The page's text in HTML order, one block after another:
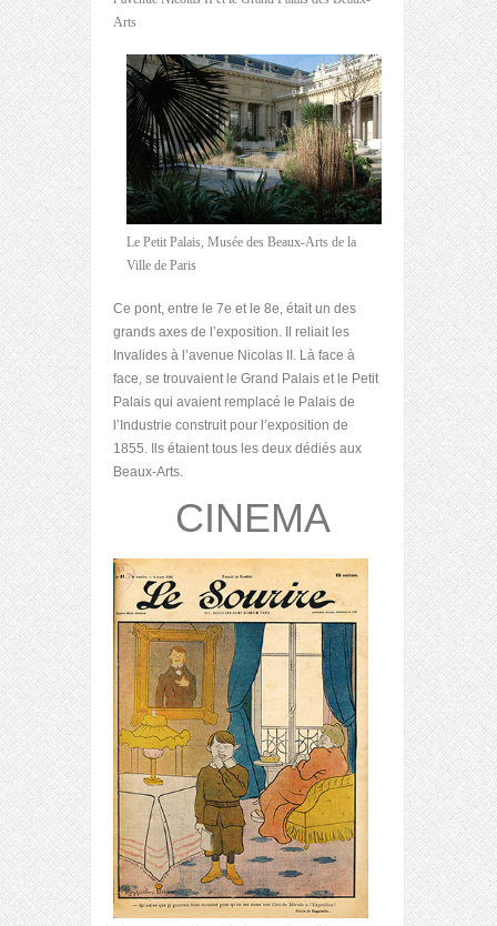
Arts
Le Petit Palais, Musée des Beaux-Arts de la
Ville de Paris
Ce pont, entre le 7e et le 8e, était un des
grands axes de l’exposition. Il reliait les
Invalides à l’avenue Nicolas II. Là face à
face, se trouvaient le Grand Palais et le Petit
Palais qui avaient remplacé le Palais de
l’Industrie construit pour l’exposition de
1855. Ils étaient tous les deux dédiés aux
Beaux-Arts.
CINEMA